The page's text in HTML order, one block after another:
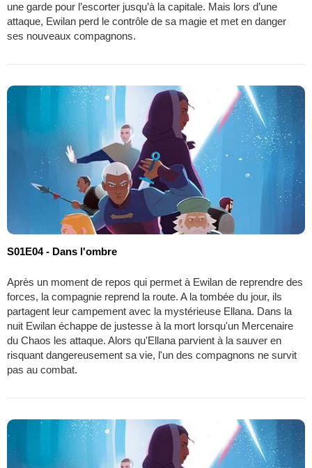
une garde pour l’escorter jusqu’à la capitale. Mais lors d’une
attaque, Ewilan perd le contrôle de sa magie et met en danger
ses nouveaux compagnons.
S01E04 - Dans l'ombre
Après un moment de repos qui permet à Ewilan de reprendre des
forces, la compagnie reprend la route. A la tombée du jour, ils
partagent leur campement avec la mystérieuse Ellana. Dans la
nuit Ewilan échappe de justesse à la mort lorsqu'un Mercenaire
du Chaos les attaque. Alors qu'Ellana parvient à la sauver en
risquant dangereusement sa vie, l'un des compagnons ne survit
pas au combat.